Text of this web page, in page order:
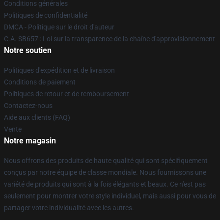
Conditions générales
Politiques de confidentialité
DMCA - Politique sur le droit d'auteur
C.A. SB657 : Loi sur la transparence de la chaîne d'approvisionnement
Notre soutien
Politiques d'expédition et de livraison
Conditions de paiement
Politiques de retour et de remboursement
Contactez-nous
Aide aux clients (FAQ)
Vente
Notre magasin
Nous offrons des produits de haute qualité qui sont spécifiquement
conçus par notre équipe de classe mondiale. Nous fournissons une
variété de produits qui sont à la fois élégants et beaux. Ce n'est pas
seulement pour montrer votre style individuel, mais aussi pour vous de
partager votre individualité avec les autres.